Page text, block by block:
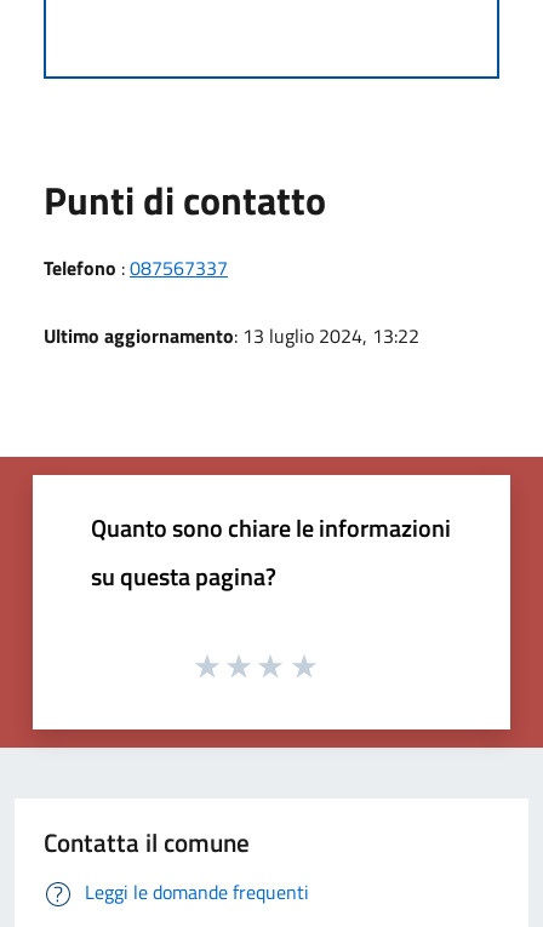
Punti di contatto
Telefono :087567337
Ultimo aggiornamento: 13 luglio 2024, 13:22
Quanto sono chiare le informazioni
su questa pagina?
Contatta il comune
Leggi le domande frequenti